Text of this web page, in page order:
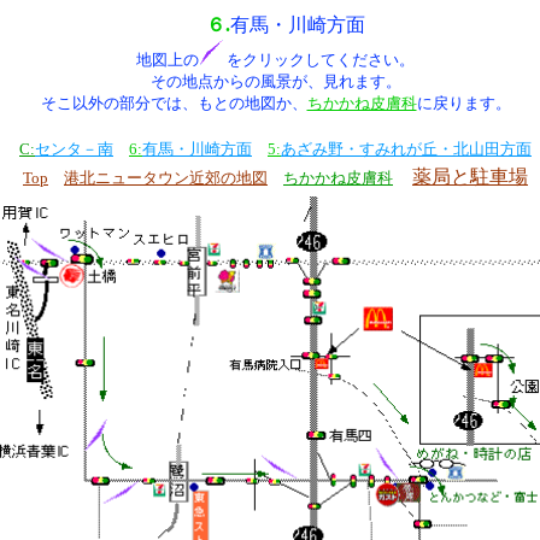
６.有馬・川崎方面
地図上の
をクリックしてください。
その地点からの風景が、見れます。
そこ以外の部分では、もとの地図か、 ちかかね皮膚科に戻ります。
C:センタ－南 6:有馬・川崎方面 5:あざみ野・すみれが丘・北山田方面
Top
港北ニュータウン近郊の地図 ちかかね皮膚科 薬局と駐車場